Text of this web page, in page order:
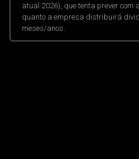
atual 2026), que tenta prever
quanto a empresa distribuirá
meses/anos.